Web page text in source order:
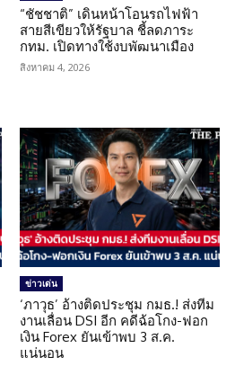
“ชัชชาติ” เดินหน้าโอนรถไฟฟ้า
สายสีเขียวให้รัฐบาล ชี้ลดภาระ
กทม. เปิดทางใช้งบพัฒนาเมือง
สิงหาคม 4, 2026
ข่าวเด่น
‘ภาวุธ’ อ้างติดประชุม กมธ.! ส่งทีม
งานเลื่อน DSI อีก คดีฉ้อโกง-ฟอก
เงิน Forex ยันเข้าพบ 3 ส.ค.
แน่นอน